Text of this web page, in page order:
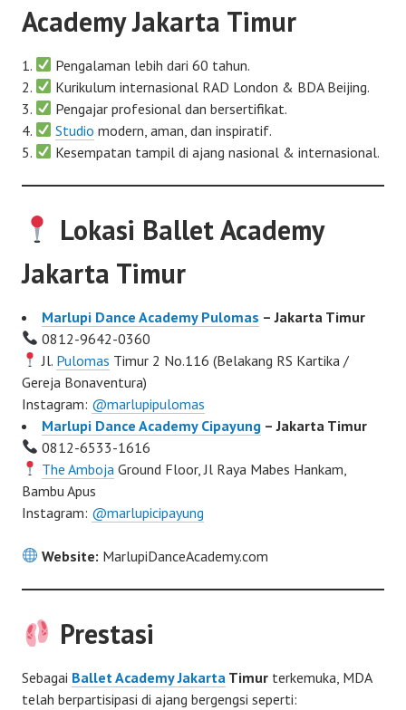
Academy Jakarta Timur
Pengalaman lebih dari 60 tahun.
Kurikulum internasional RAD London & BDA Beijing.
Pengajar profesional dan bersertifikat.
Studio modern, aman, dan inspiratif.
Kesempatan tampil di ajang nasional & internasional.
Lokasi Ballet Academy
Jakarta Timur
Marlupi Dance Academy Pulomas – Jakarta Timur
0812-9642-0360
Jl. Pulomas Timur 2 No.116 (Belakang RS Kartika /
Gereja Bonaventura)
Instagram: @marlupipulomas
Marlupi Dance Academy Cipayung – Jakarta Timur
0812-6533-1616
The Amboja Ground Floor, Jl Raya Mabes Hankam,
Bambu Apus
Instagram: @marlupicipayung
Website: MarlupiDanceAcademy.com
Prestasi
Sebagai Ballet Academy Jakarta Timur terkemuka, MDA
telah berpartisipasi di ajang bergengsi seperti: